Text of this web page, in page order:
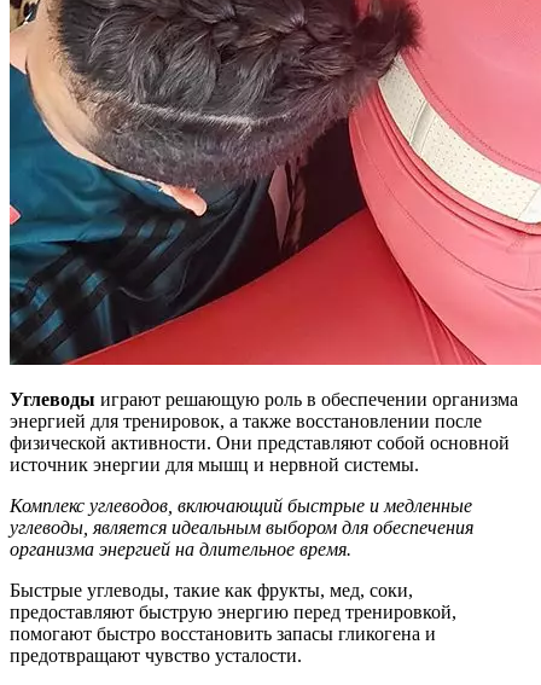
Углеводы играют решающую роль в обеспечении организма
энергией для тренировок, а также восстановлении после
физической активности. Они представляют собой основной
источник энергии для мышц и нервной системы.
Комплекс углеводов, включающий быстрые и медленные
углеводы, является идеальным выбором для обеспечения
организма энергией на длительное время.
Быстрые углеводы, такие как фрукты, мед, соки,
предоставляют быструю энергию перед тренировкой,
помогают быстро восстановить запасы гликогена и
предотвращают чувство усталости.